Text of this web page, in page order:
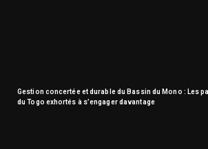
Gestion concertée et durable du Bassin du Mono : Les
du Togo exhortés à s’engager davantage